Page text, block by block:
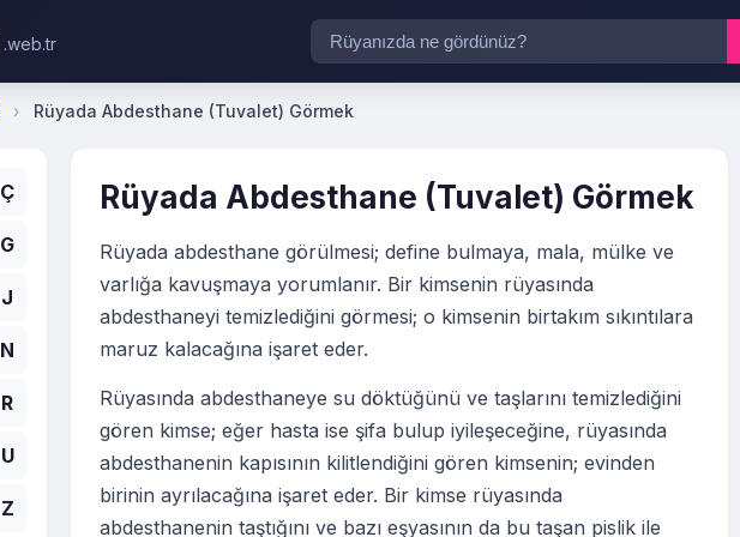
.web.tr
› Rüyada Abdesthane (Tuvalet) Görmek
Ç
G
J
N
R
U
Z
Rüyada Abdesthane (Tuvalet) Görmek
Rüyada abdesthane görülmesi; define bulmaya, mala, mülke ve
varlığa kavuşmaya yorumlanır. Bir kimsenin rüyasında
abdesthaneyi temizlediğini görmesi; o kimsenin birtakım sıkıntılara
maruz kalacağına işaret eder.
Rüyasında abdesthaneye su döktüğünü ve taşlarını temizlediğini
gören kimse; eğer hasta ise şifa bulup iyileşeceğine, rüyasında
abdesthanenin kapısının kilitlendiğini gören kimsenin; evinden
birinin ayrılacağına işaret eder. Bir kimse rüyasında
abdesthanenin taştığını ve bazı eşyasının da bu taşan pislik ile